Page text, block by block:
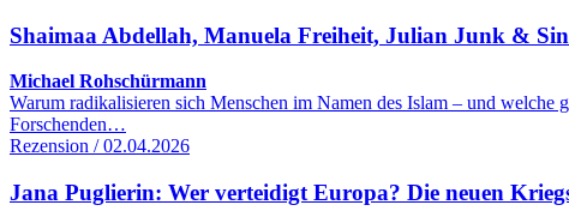
Shaimaa Abdellah, Manuela Freiheit, Julian Junk &
Michael Rohschürmann
Warum radikalisieren sich Menschen im Namen des Islam – und welche
Forschenden…
Rezension / 02.04.2026
Jana Puglierin: Wer verteidigt Europa? Die neuen